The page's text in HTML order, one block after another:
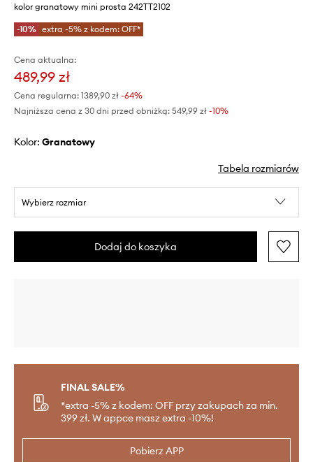
kolor granatowy mini prosta 242TT2102
-10% extra -5% z kodem: OFF*
Cena aktualna:
489,99 zł
Cena regularna: 1389,90 zł -64%
Najniższa cena z 30 dni przed obniżką: 549,99 zł -10%
Kolor: granatowy
Tabela rozmiarów
Wybierz rozmiar
Dodaj do koszyka
FINAL SALE%
*extra -5% z kodem: OFF przy zakupach za min.
399 zł. W appce masz extra -10%!
Pobierz APP